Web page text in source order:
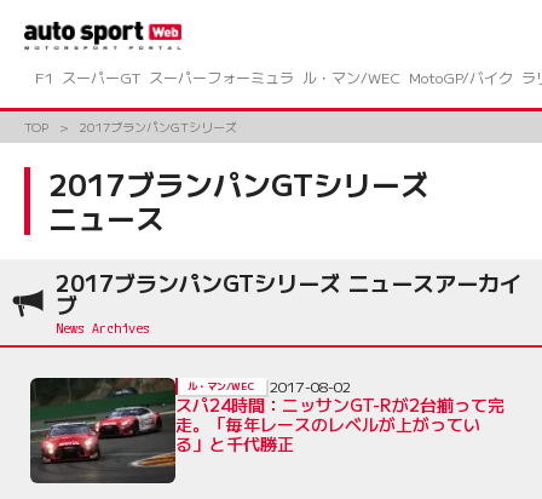
ツ
ス
F1 スーパーGT スーパーフォーミュラ ル・マン/WEC MotoGP/バイク ラ
TOP 2017ブランパンGTシリーズ
2017ブランパンGTシリーズ
ニュース
2017ブランパンGTシリーズ ニュースアーカイ
ブ
スパ24時間：ニッサンGT-Rが2台揃って完
走。「毎年レースのレベルが上がってい
る」と千代勝正
ル・マン/WEC 2017-08-02